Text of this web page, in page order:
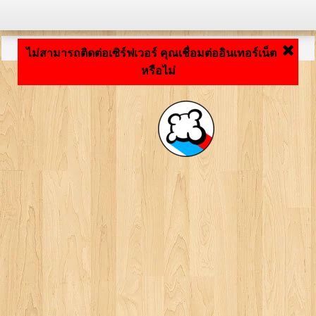
ไม่สามารถติดต่อเซิร์ฟเวอร์ คุณเชื่อมต่ออินเทอร์เน็ต
หรือไม่
กำลังโหลดแอปพลิเคชัน ... ...